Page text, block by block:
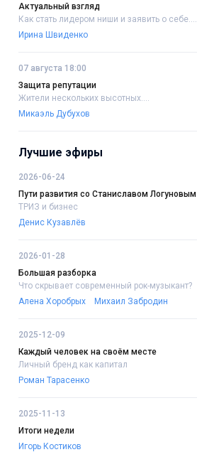
Актуальный взгляд
Как стать лидером ниши и заявить о себе....
Ирина Швиденко
07 августа 18:00
Защита репутации
Жители нескольких высотных....
Микаэль Дубухов
Лучшие эфиры
2026-06-24
Пути развития со Станиславом Логуновым
ТРИЗ и бизнес
Денис Кузавлёв
2026-01-28
Большая разборка
Что скрывает современный рок-музыкант?
Алена Хоробрых
Михаил Забродин
2025-12-09
Каждый человек на своём месте
Личный бренд как капитал
Роман Тарасенко
2025-11-13
Итоги недели
Игорь Костиков